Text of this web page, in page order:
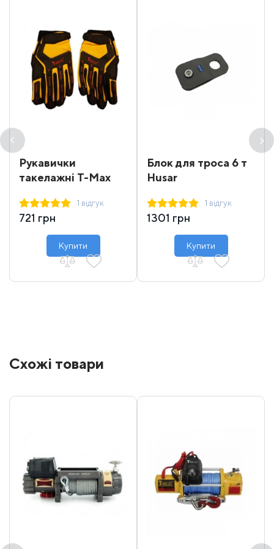
Рукавички
такелажні T-Max
1 відгук
721 грн
Купити
Блок для троса 6 т
Husar
1 відгук
1301 грн
Купити
Схожі товари